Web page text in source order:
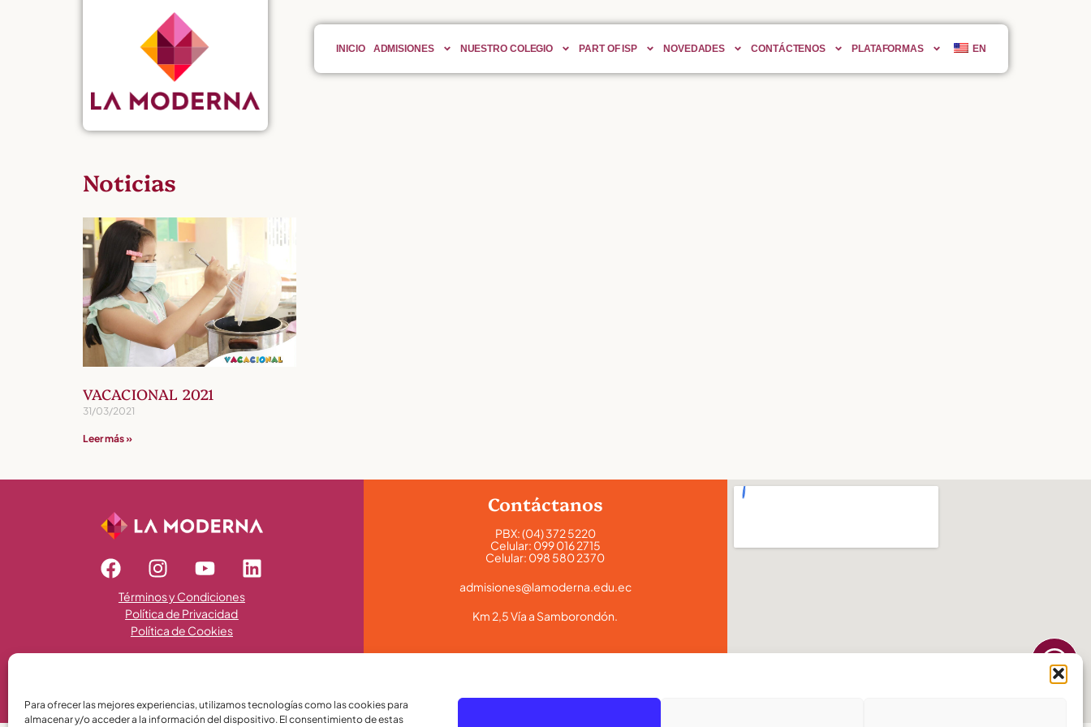
Para ofrecer las mejores experiencias, utilizamos tecnologías como las cookies para
almacenar y/o acceder a la información del dispositivo. El consentimiento de estas
INICIO ADMISIONES NUESTRO COLEGIO PART OF ISP NOVEDADES CONTÁCTENOS PLATAFORMAS EN
Noticias
VACACIONAL 2021
31/03/2021
Leer más »
Términos y Condiciones
Política de Privacidad
Política de Cookies
Contáctanos
PBX:(04) 372 5220
Celular: 099 016 2715
Celular: 098 580 2370
admisiones@lamoderna.edu.ec
Km 2,5 Vía a Samborondón.